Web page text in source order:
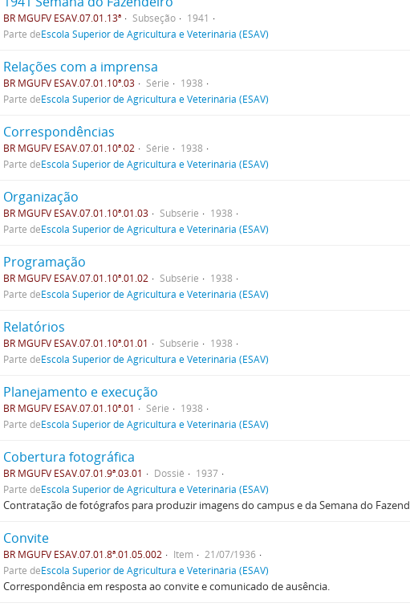
BR MGUFV ESAV.07.01.13ª Subseção
1941
Parte deEscola Superior de Agricultura e Veterinária (ESAV)
Relações com a imprensa
BR MGUFV ESAV.07.01.10ª.03 Série
1938
Parte deEscola Superior de Agricultura e Veterinária (ESAV)
Correspondências
BR MGUFV ESAV.07.01.10ª.02 Série
1938
Parte deEscola Superior de Agricultura e Veterinária (ESAV)
Organização
BR MGUFV ESAV.07.01.10ª.01.03 Subsérie
1938
Parte deEscola Superior de Agricultura e Veterinária (ESAV)
Programação
BR MGUFV ESAV.07.01.10ª.01.02 Subsérie
1938
Parte deEscola Superior de Agricultura e Veterinária (ESAV)
Relatórios
BR MGUFV ESAV.07.01.10ª.01.01 Subsérie
1938
Parte deEscola Superior de Agricultura e Veterinária (ESAV)
Planejamento e execução
BR MGUFV ESAV.07.01.10ª.01 Série
1938
Parte deEscola Superior de Agricultura e Veterinária (ESAV)
Cobertura fotográfica
BR MGUFV ESAV.07.01.9ª.03.01 Dossiê
1937
Parte deEscola Superior de Agricultura e Veterinária (ESAV)
Contratação de fotógrafos para produzir imagens do campus e da Semana do
Convite
BR MGUFV ESAV.07.01.8ª.01.05.002 Item
21/07/1936
Parte deEscola Superior de Agricultura e Veterinária (ESAV)
Correspondência em resposta ao convite e comunicado de ausência.